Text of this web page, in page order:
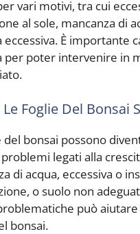
vari motivi, tra cui
al sole, mancanza di
È importante
per poter intervenire in
Foglie Del Bonsai
del bonsai possono
problemi legati alla
di acqua, eccessiva o
o suolo non
può
bonsai.